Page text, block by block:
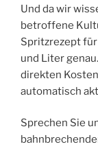
Und da wir
betroffene
Spritzrezept
und Liter
direkten
automatisch
Sprechen Sie